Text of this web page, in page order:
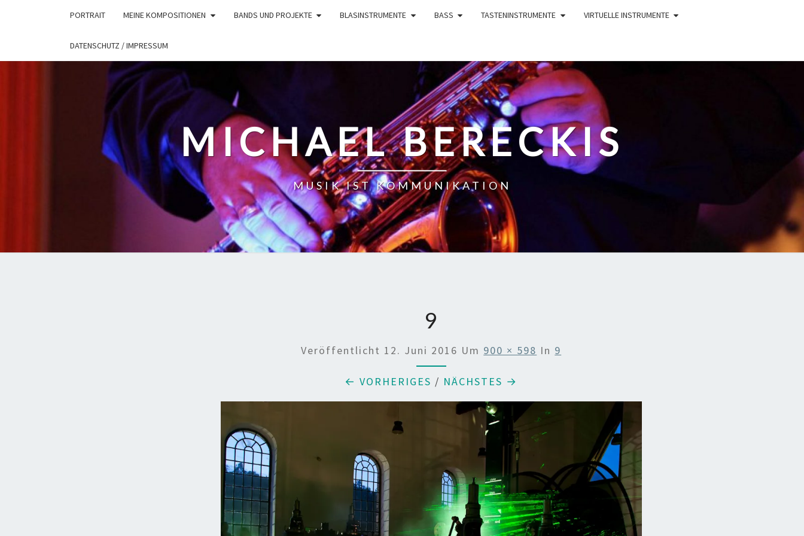
PORTRAIT MEINE KOMPOSITIONEN BANDS UND PROJEKTE BLASINSTRUMENTE BASS TASTENINSTRUMENTE VIRTUELLE INSTRUMENTE
DATENSCHUTZ / IMPRESSUM
MICHAEL BERECKIS
MUSIK IST KOMMUNIKATION
9
Veröffentlicht 12. Juni 2016 Um 900 × 598 In 9
← VORHERIGES / NÄCHSTES →